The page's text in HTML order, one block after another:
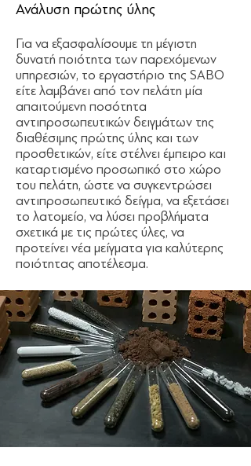
Ανάλυση πρώτης ύλης
Για να εξασφαλίσουμε τη μέγιστη
δυνατή ποιότητα των παρεχόμενων
υπηρεσιών, το εργαστήριο της SABO
είτε λαμβάνει από τον πελάτη μία
απαιτούμενη ποσότητα
αντιπροσωπευτικών δειγμάτων της
διαθέσιμης πρώτης ύλης και των
προσθετικών, είτε στέλνει έμπειρο και
καταρτισμένο προσωπικό στο χώρο
του πελάτη, ώστε να συγκεντρώσει
αντιπροσωπευτικό δείγμα, να εξετάσει
το λατομείο, να λύσει προβλήματα
σχετικά με τις πρώτες ύλες, να
προτείνει νέα μείγματα για καλύτερης
ποιότητας αποτέλεσμα.